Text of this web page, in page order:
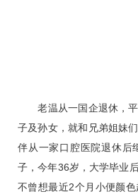
老温从一国企退休，平
子及孙女，就和兄弟姐妹
伴从一家口腔医院退休后
子，今年36岁，大学毕业
不曾想最近2个月小便颜